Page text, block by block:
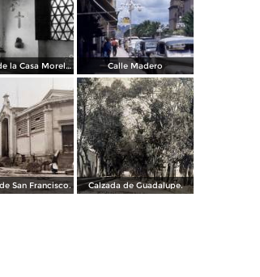
Oratorio de la Casa Morelos Calle Madero
San Francisco. Calzada de Guadalupe.